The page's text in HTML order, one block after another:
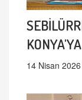
14 Nisan 2026